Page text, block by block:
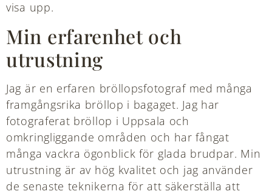
visa upp.
Min erfarenhet och
utrustning
Jag är en erfaren bröllopsfotograf med många
framgångsrika bröllop i bagaget. Jag har
fotograferat bröllop i Uppsala och
omkringliggande områden och har fångat
många vackra ögonblick för glada brudpar. Min
utrustning är av hög kvalitet och jag använder
de senaste teknikerna för att säkerställa att